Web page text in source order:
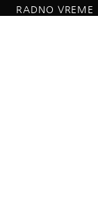
RADNO VREME